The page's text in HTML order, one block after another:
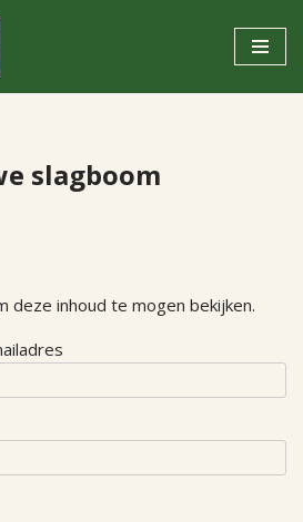
slagboom
deze inhoud te mogen bekijken.